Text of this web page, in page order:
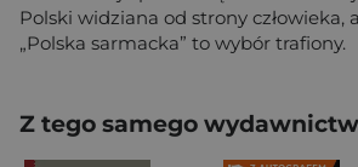
Polski widziana od strony człowieka,
„Polska sarmacka” to wybór trafiony.
Z tego samego